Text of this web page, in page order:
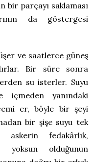
bir parçayı saklaması
da göstergesi
ve saatlerce güneş
Bir süre sonra
su isterler. Suyu
yanındaki
er, böyle bir şeyi
bir şişe suyu tek
fedakârlık,
yoksun olduğunun